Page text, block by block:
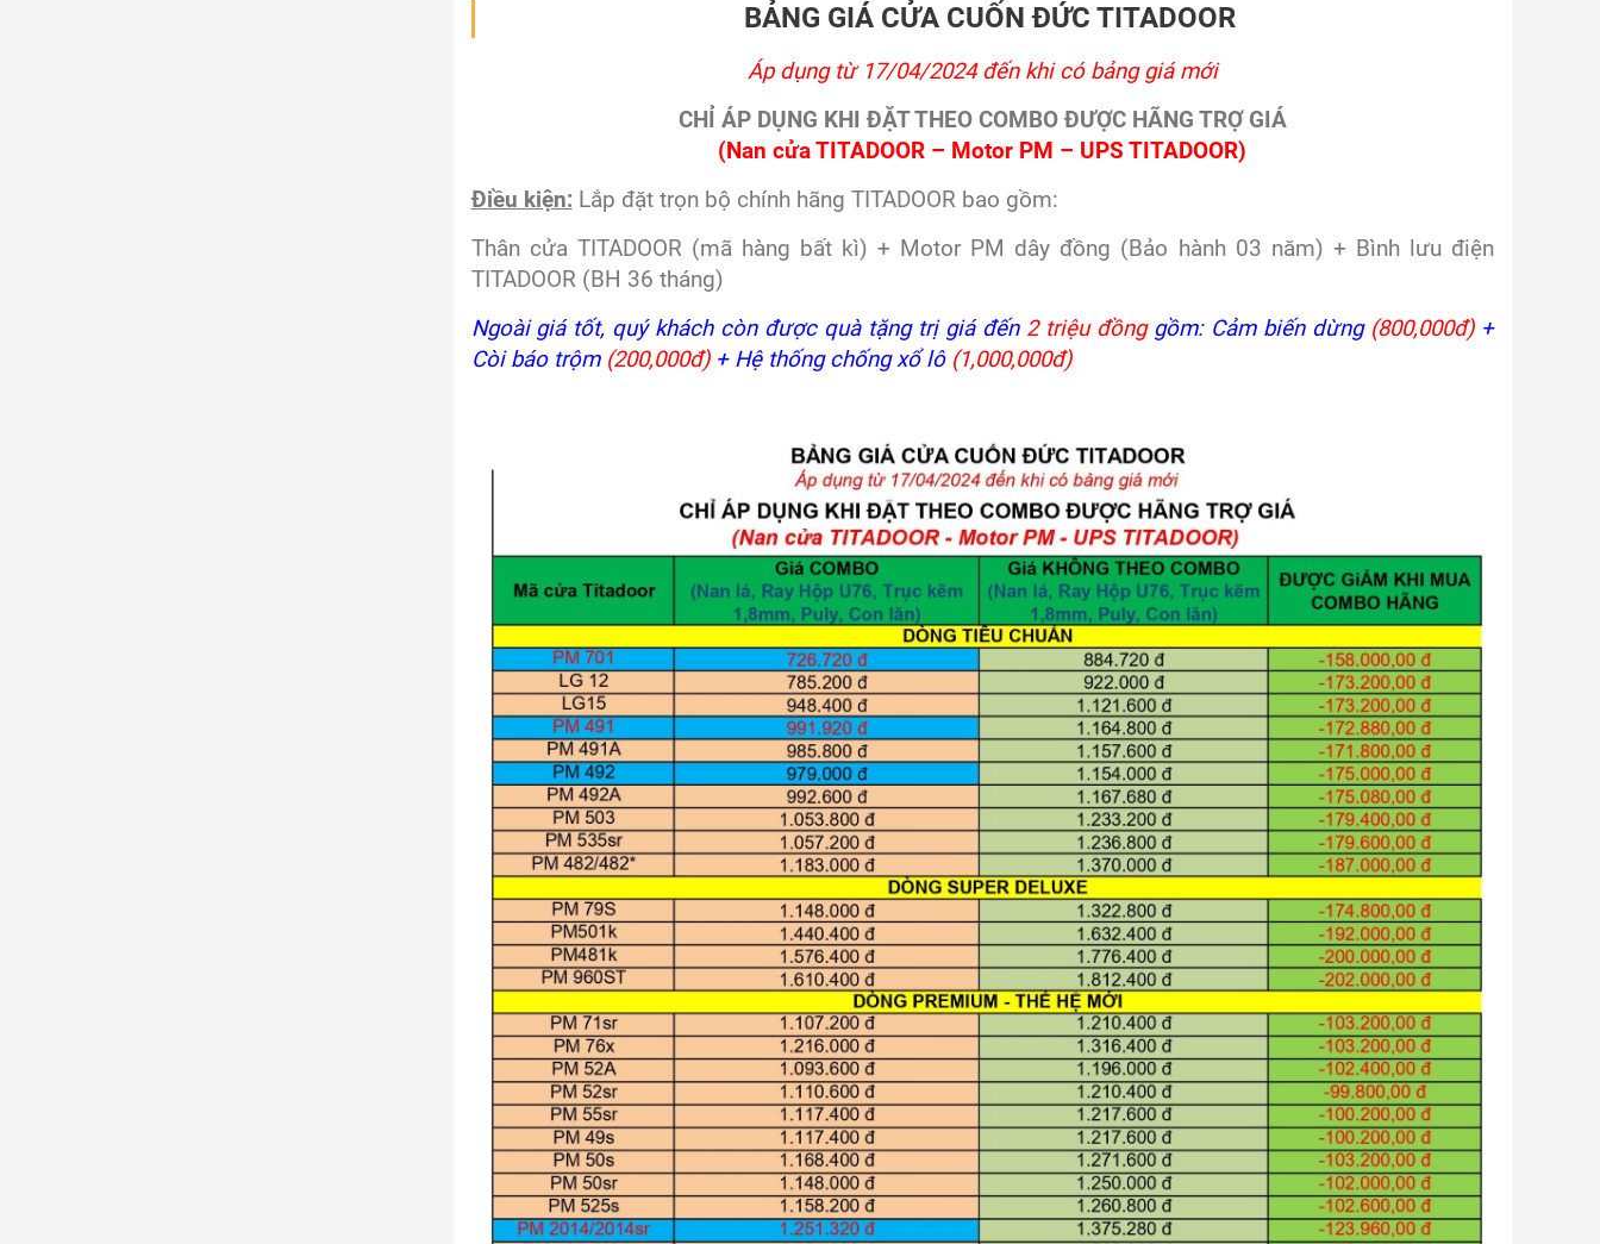
BẢNG GIÁ CỬA CUỐN ĐỨC TITADOOR
Áp dụng từ 17/04/2024 đến khi có bảng giá mới
CHỈ ÁP DỤNG KHI ĐẶT THEO COMBO ĐƯỢC HÃNG TRỢ GIÁ
(Nan cửa TITADOOR – Motor PM – UPS TITADOOR)
Điều kiện: Lắp đặt trọn bộ chính hãng TITADOOR bao gồm:
Thân cửa TITADOOR (mã hàng bất kì) + Motor PM dây đồng (Bảo hành 03 năm) + Bình lưu điện
TITADOOR (BH 36 tháng)
Ngoài giá tốt, quý khách còn được quà tặng trị giá đến 2 triệu đồnggồm: Cảm biến dừng (800,000đ)+
Còi báo trộm (200,000đ)+ Hệ thống chống xổ lô (1,000,000đ)